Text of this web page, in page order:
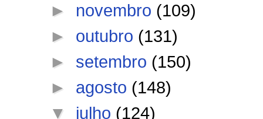
► novembro (109)
► outubro (131)
► setembro (150)
► agosto (148)
▼ julho (124)